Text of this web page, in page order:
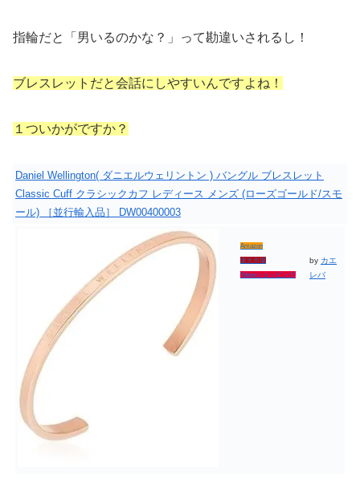
指輪だと「男いるのかな？」って勘違いされるし！
ブレスレットだと会話にしやすいんですよね！
１ついかがですか？
Daniel Wellington( ダニエルウェリントン ) バングル ブレスレット
Classic Cuff クラシックカフ レディース メンズ (ローズゴールド/スモ
ール) ［並行輸入品］ DW00400003
Amazon
楽天市場
Yahooショッピング
by カエ
レバ